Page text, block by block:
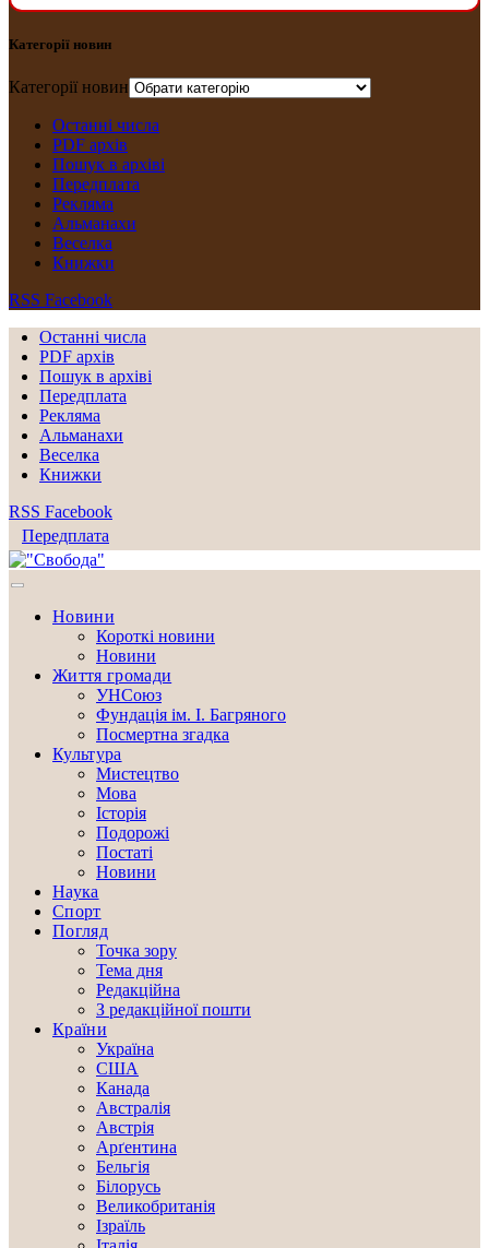
Категорії новин
Категорії новин
Останні числа
PDF архів
Пошук в архіві
Передплата
Рекляма
Альманахи
Веселка
Книжки
RSS Facebook
Останні числа
PDF архів
Пошук в архіві
Передплата
Рекляма
Альманахи
Веселка
Книжки
RSS Facebook
Передплата
Новини
Короткі новини
Новини
Життя громади
УНСоюз
Фундація ім. І. Багряного
Посмертна згадка
Культура
Мистецтво
Мова
Історія
Подорожі
Постаті
Новини
Наука
Спорт
Погляд
Точка зору
Тема дня
Редакційна
З редакційної пошти
Країни
Україна
США
Канада
Австралія
Австрія
Арґентина
Бельгія
Білорусь
Великобританія
Ізраїль